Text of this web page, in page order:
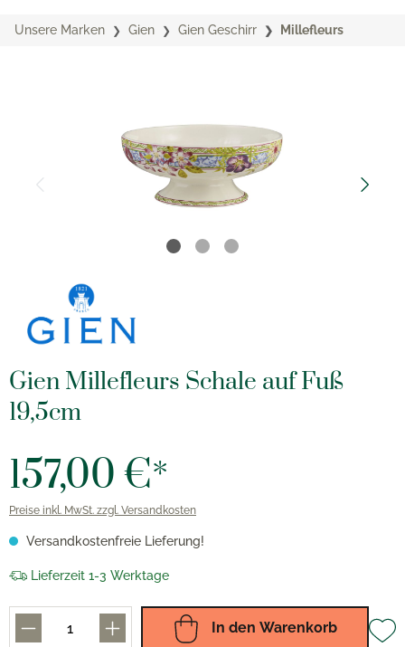
Unsere Marken Gien Gien Geschirr Millefleurs
Gien Millefleurs Schale auf Fuß
19,5cm
157,00 €*
Preise inkl. MwSt. zzgl. Versandkosten
Versandkostenfreie Lieferung!
Lieferzeit 1-3 Werktage
In den Warenkorb